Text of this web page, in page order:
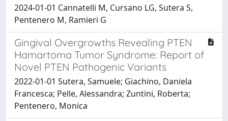
2024-01-01 Cannatelli M, Cursano LG, Sutera S,
Pentenero M, Ramieri G
Gingival Overgrowths Revealing PTEN
Hamartoma Tumor Syndrome: Report of
Novel PTEN Pathogenic Variants
2022-01-01 Sutera, Samuele; Giachino, Daniela
Francesca; Pelle, Alessandra; Zuntini, Roberta;
Pentenero, Monica